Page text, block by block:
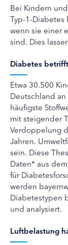
Bei Kindern
Typ-1-Diabetes
wenn sie einer
sind. Dies
Diabetes
Etwa 30.500
Deutschland
häufigste
mit steigender
Verdoppelung
Jahren.
sein. Diese
Daten* aus
für
werden
Diabetestypen
und analysiert.
Luftbelastung